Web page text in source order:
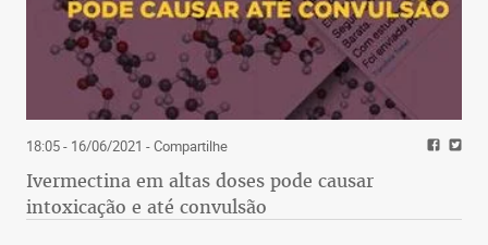
18:05 - 16/06/2021 - Compartilhe
Ivermectina em altas doses pode causar
intoxicação e até convulsão